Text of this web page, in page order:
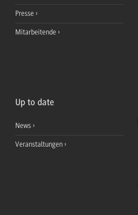
Presse
Mitarbeitende
Up to date
News
Veranstaltungen